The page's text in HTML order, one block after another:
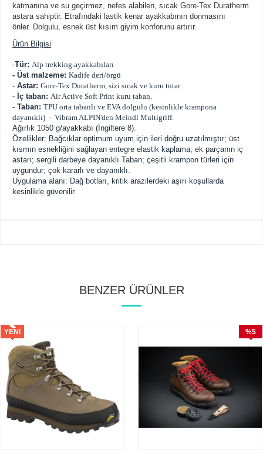
katmanına ve su geçirmez, nefes alabilen, sıcak Gore-Tex Duratherm
astara sahiptir. Etrafındaki lastik kenar ayakkabının donmasını
önler. Dolgulu, esnek üst kısım giyim konforunu artırır.
Ürün Bilgisi
-Tür: Alp trekking ayakkabıları
- Üst malzeme: Kadife deri/örgü
- Astar: Gore-Tex Duratherm, sizi sıcak ve kuru tutar.
- İç taban: Air Active Soft Print kuru taban.
- Taban: TPU orta tabanlı ve EVA dolgulu (kesinlikle krampona
dayanıklı) - Vibram ALPIN'den Meindl Multigriff.
Ağırlık 1050 g/ayakkabı (İngiltere 8).
Özellikler: Bağcıklar optimum uyum için ileri doğru uzatılmıştır; üst
kısmın esnekliğini sağlayan entegre elastik kaplama; ek parçanın iç
astarı; sergili darbeye dayanıklı Taban; çeşitli krampon türleri için
uygundur; çok kararlı ve dayanıklı.
Uygulama alanı: Dağ botları, kritik arazilerdeki aşırı koşullarda
kesinlikle güvenilir.
BENZER ÜRÜNLER
YENI
ÜRÜN
%5
İndirim